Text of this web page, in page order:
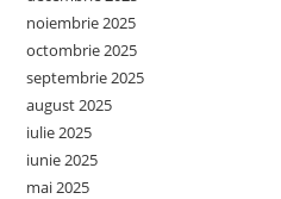
noiembrie 2025
octombrie 2025
septembrie 2025
august 2025
iulie 2025
iunie 2025
mai 2025